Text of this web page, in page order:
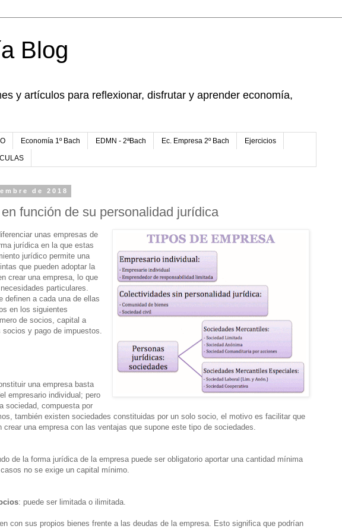
Blog
y artículos para reflexionar, disfrutar y aprender economía,
Economía 1º Bach EDMN - 2ªBach Ec. Empresa 2º Bach Ejercicios
de 2018
función de su personalidad jurídica
unas empresas de
jurídica en la que estas
jurídico permite una
que pueden adoptar la
crear una empresa, lo que
particulares.
definen a cada una de ellas
en los siguientes
de socios, capital a
socios y pago de impuestos.
una empresa basta
empresario individual; pero
sociedad, compuesta por
también existen sociedades constituidas por un solo socio, el motivo es facilitar que
crear una empresa con las ventajas que supone este tipo de sociedades.
de la forma jurídica de la empresa puede ser obligatorio aportar una cantidad mínima
no se exige un capital mínimo.
: puede ser limitada o ilimitada.
con sus propios bienes frente a las deudas de la empresa. Esto significa que podrían